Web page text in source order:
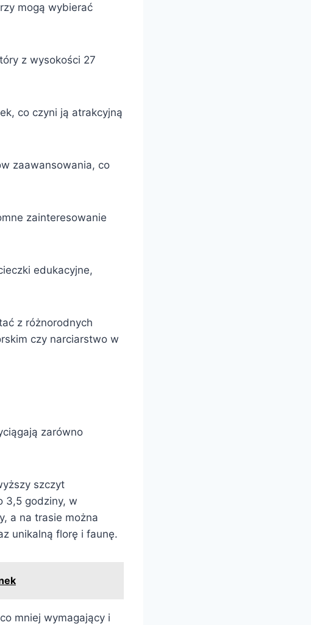
mogą wybierać
z wysokości 27
co czyni ją atrakcyjną
zaawansowania, co
zainteresowanie
edukacyjne,
z różnorodnych
czy narciarstwo w
zarówno
szczyt
3,5 godziny, w
a na trasie można
unikalną florę i faunę.
mniej wymagający i